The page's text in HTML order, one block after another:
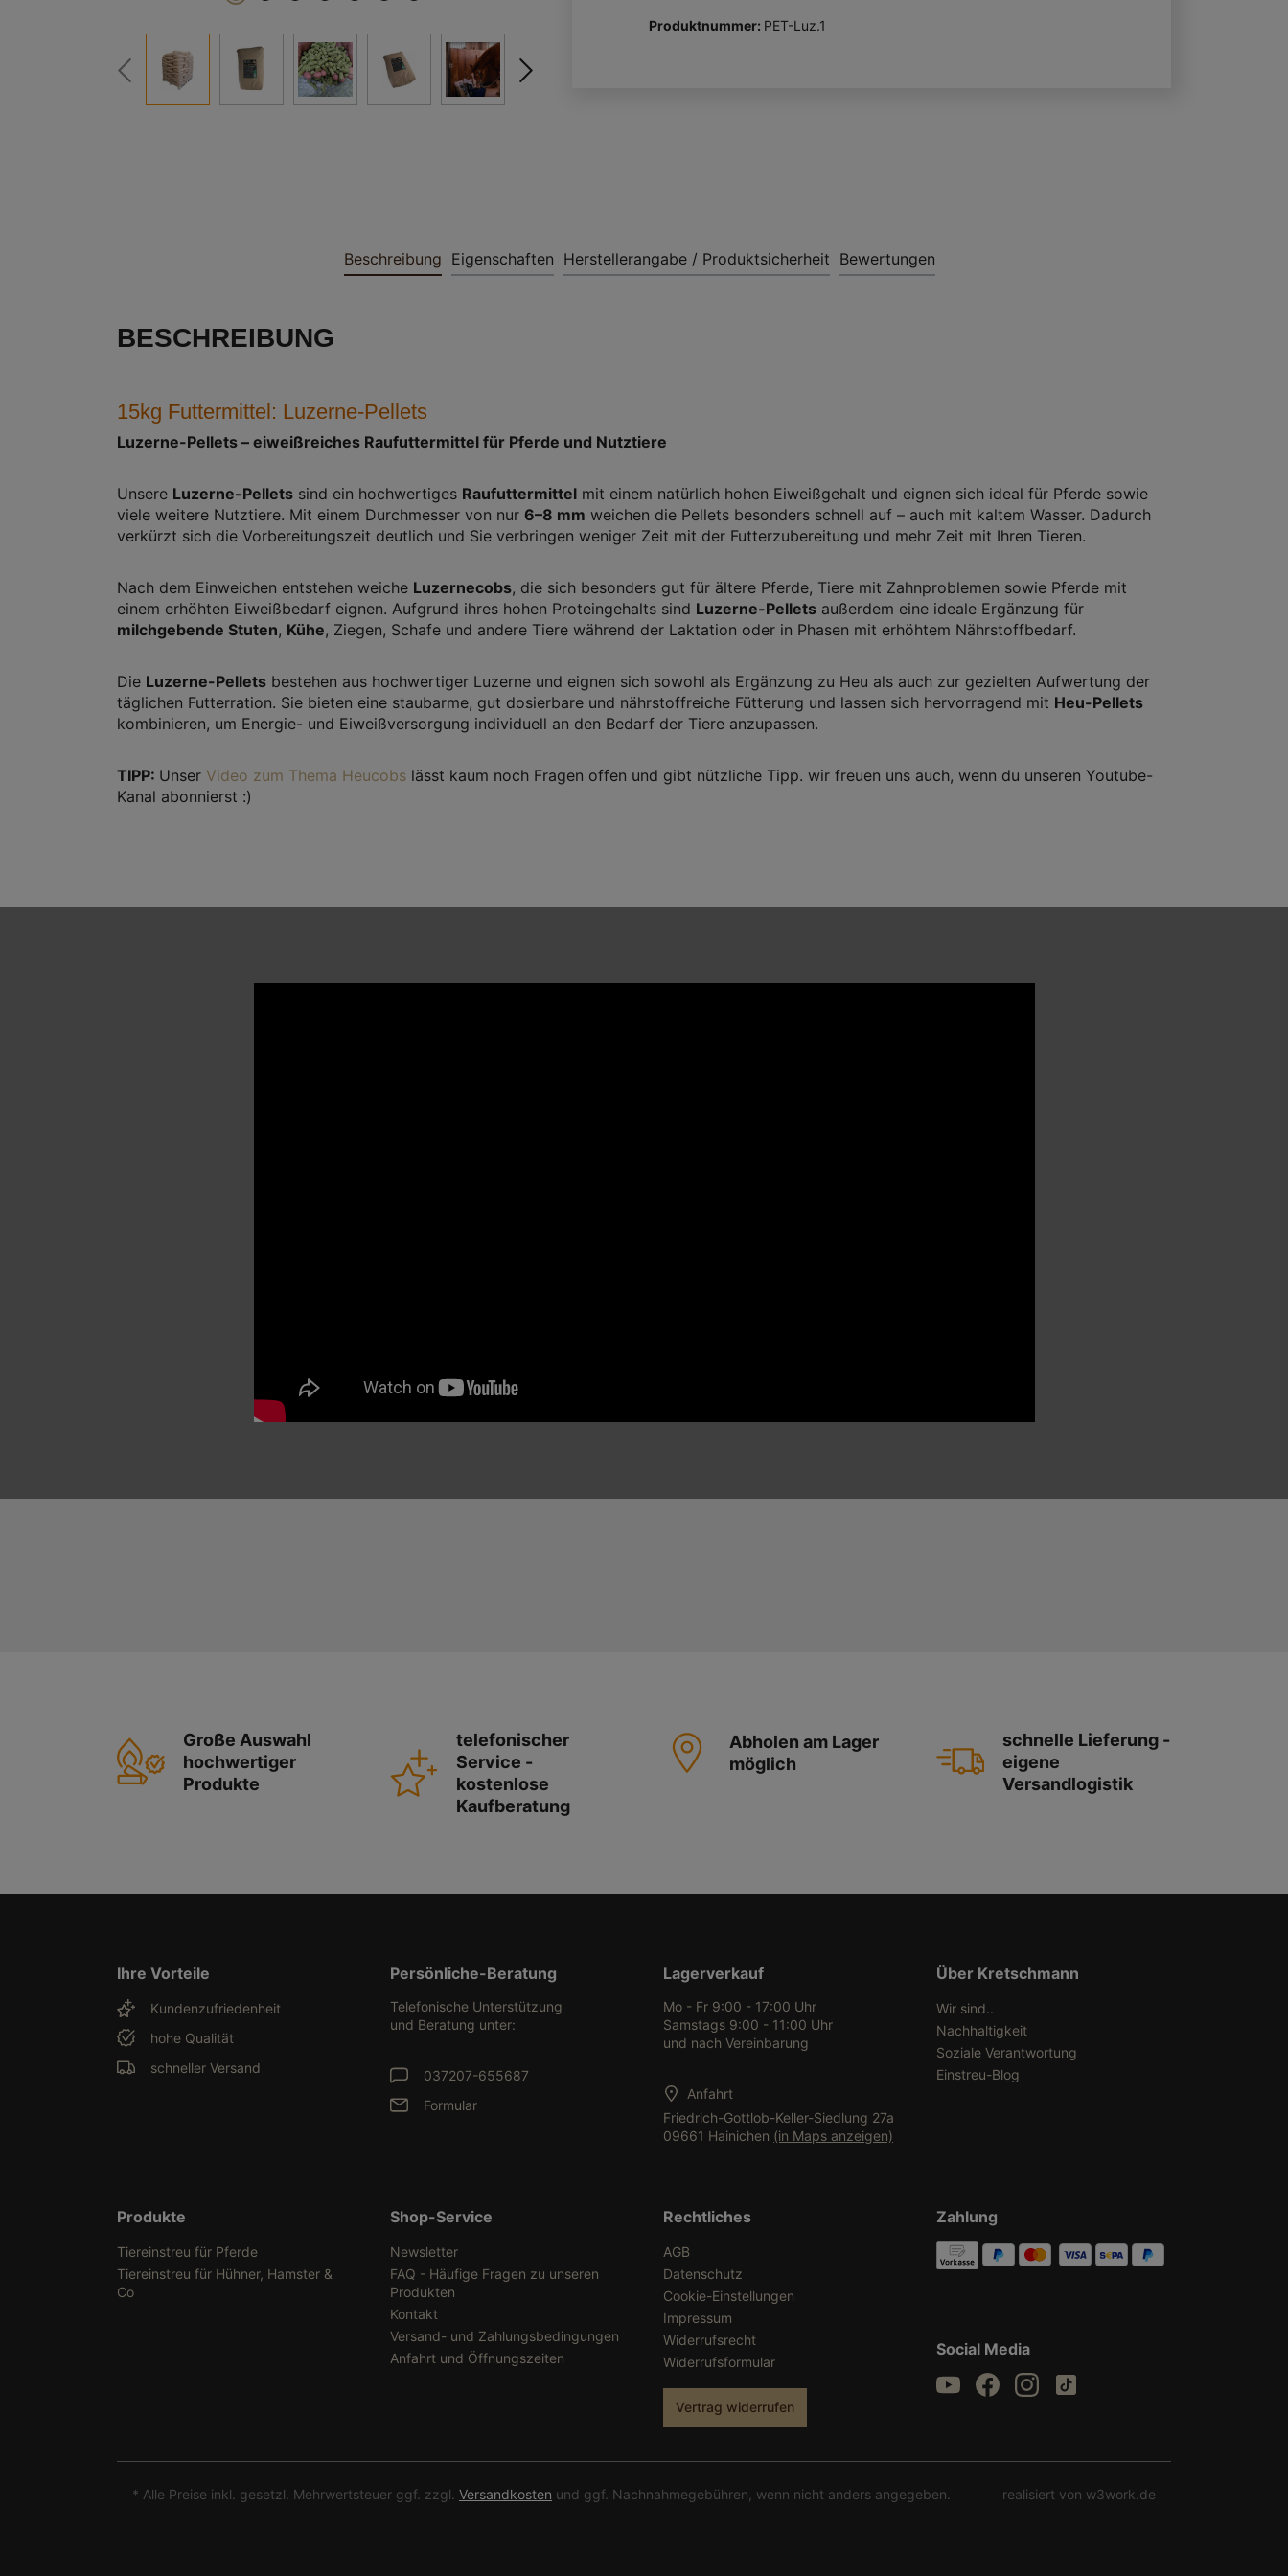
Produktnummer: PET-Luz.1
Beschreibung Eigenschaften Herstellerangabe / Produktsicherheit Bewertungen
BESCHREIBUNG
15kg Futtermittel: Luzerne-Pellets
Luzerne-Pellets – eiweißreiches Raufuttermittel für Pferde und Nutztiere
Unsere Luzerne-Pellets sind ein hochwertiges Raufuttermittel mit einem natürlich hohen Eiweißgehalt und eignen sich ideal für Pferde sowie
viele weitere Nutztiere. Mit einem Durchmesser von nur 6–8 mm weichen die Pellets besonders schnell auf – auch mit kaltem Wasser. Dadurch
verkürzt sich die Vorbereitungszeit deutlich und Sie verbringen weniger Zeit mit der Futterzubereitung und mehr Zeit mit Ihren Tieren.
Nach dem Einweichen entstehen weiche Luzernecobs, die sich besonders gut für ältere Pferde, Tiere mit Zahnproblemen sowie Pferde mit
einem erhöhten Eiweißbedarf eignen. Aufgrund ihres hohen Proteingehalts sind Luzerne-Pellets außerdem eine ideale Ergänzung für
milchgebende Stuten, Kühe, Ziegen, Schafe und andere Tiere während der Laktation oder in Phasen mit erhöhtem Nährstoffbedarf.
Die Luzerne-Pellets bestehen aus hochwertiger Luzerne und eignen sich sowohl als Ergänzung zu Heu als auch zur gezielten Aufwertung der
täglichen Futterration. Sie bieten eine staubarme, gut dosierbare und nährstoffreiche Fütterung und lassen sich hervorragend mit Heu-Pellets
kombinieren, um Energie- und Eiweißversorgung individuell an den Bedarf der Tiere anzupassen.
TIPP: Unser Video zum Thema Heucobs lässt kaum noch Fragen offen und gibt nützliche Tipp. wir freuen uns auch, wenn du unseren Youtube-
Kanal abonnierst :)
Große Auswahl
hochwertiger
Produkte
telefonischer
Service -
kostenlose
Kaufberatung
Abholen am Lager
möglich
schnelle Lieferung -
eigene
Versandlogistik
Ihre Vorteile
Kundenzufriedenheit
hohe Qualität
schneller Versand
Persönliche-Beratung
Telefonische Unterstützung
und Beratung unter:
037207-655687
Formular
Lagerverkauf
Mo - Fr 9:00 - 17:00 Uhr
Samstags 9:00 - 11:00 Uhr
und nach Vereinbarung
Anfahrt
Friedrich-Gottlob-Keller-Siedlung 27a
09661 Hainichen (in Maps anzeigen)
Über Kretschmann
Wir sind..
Nachhaltigkeit
Soziale Verantwortung
Einstreu-Blog
Produkte
Tiereinstreu für Pferde
Tiereinstreu für Hühner, Hamster &
Co
Shop-Service
Newsletter
FAQ - Häufige Fragen zu unseren
Produkten
Kontakt
Versand- und Zahlungsbedingungen
Anfahrt und Öffnungszeiten
Rechtliches
AGB
Datenschutz
Cookie-Einstellungen
Impressum
Widerrufsrecht
Widerrufsformular
Vertrag widerrufen
Zahlung
Social Media
* Alle Preise inkl. gesetzl. Mehrwertsteuer ggf. zzgl. Versandkosten und ggf. Nachnahmegebühren, wenn nicht anders angegeben. realisiert von w3work.de